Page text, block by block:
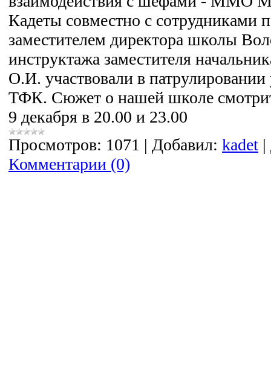
Кадеты совместно с сотрудниками
заместителем директора школы
инструктажа заместителя
О.И. участвовали в
ТФК. Сюжет о нашей школе
9 декабря в 20.00 и 23.00
Просмотров: 1071 | Добавил: kadet |
Комментарии (0)